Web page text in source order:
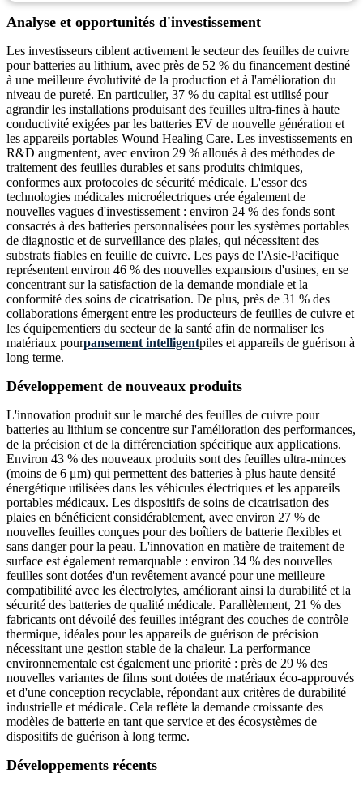
Analyse et opportunités d'investissement
Les investisseurs ciblent activement le secteur des feuilles de cuivre
pour batteries au lithium, avec près de 52 % du financement destiné
à une meilleure évolutivité de la production et à l'amélioration du
niveau de pureté. En particulier, 37 % du capital est utilisé pour
agrandir les installations produisant des feuilles ultra-fines à haute
conductivité exigées par les batteries EV de nouvelle génération et
les appareils portables Wound Healing Care. Les investissements en
R&D augmentent, avec environ 29 % alloués à des méthodes de
traitement des feuilles durables et sans produits chimiques,
conformes aux protocoles de sécurité médicale. L'essor des
technologies médicales microélectriques crée également de
nouvelles vagues d'investissement : environ 24 % des fonds sont
consacrés à des batteries personnalisées pour les systèmes portables
de diagnostic et de surveillance des plaies, qui nécessitent des
substrats fiables en feuille de cuivre. Les pays de l'Asie-Pacifique
représentent environ 46 % des nouvelles expansions d'usines, en se
concentrant sur la satisfaction de la demande mondiale et la
conformité des soins de cicatrisation. De plus, près de 31 % des
collaborations émergent entre les producteurs de feuilles de cuivre et
les équipementiers du secteur de la santé afin de normaliser les
matériaux pourpansement intelligentpiles et appareils de guérison à
long terme.
Développement de nouveaux produits
L'innovation produit sur le marché des feuilles de cuivre pour
batteries au lithium se concentre sur l'amélioration des performances,
de la précision et de la différenciation spécifique aux applications.
Environ 43 % des nouveaux produits sont des feuilles ultra-minces
(moins de 6 μm) qui permettent des batteries à plus haute densité
énergétique utilisées dans les véhicules électriques et les appareils
portables médicaux. Les dispositifs de soins de cicatrisation des
plaies en bénéficient considérablement, avec environ 27 % de
nouvelles feuilles conçues pour des boîtiers de batterie flexibles et
sans danger pour la peau. L'innovation en matière de traitement de
surface est également remarquable : environ 34 % des nouvelles
feuilles sont dotées d'un revêtement avancé pour une meilleure
compatibilité avec les électrolytes, améliorant ainsi la durabilité et la
sécurité des batteries de qualité médicale. Parallèlement, 21 % des
fabricants ont dévoilé des feuilles intégrant des couches de contrôle
thermique, idéales pour les appareils de guérison de précision
nécessitant une gestion stable de la chaleur. La performance
environnementale est également une priorité : près de 29 % des
nouvelles variantes de films sont dotées de matériaux éco-approuvés
et d'une conception recyclable, répondant aux critères de durabilité
industrielle et médicale. Cela reflète la demande croissante des
modèles de batterie en tant que service et des écosystèmes de
dispositifs de guérison à long terme.
Développements récents